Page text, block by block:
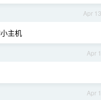
Apr 13
主机
Apr 1
Apr 1